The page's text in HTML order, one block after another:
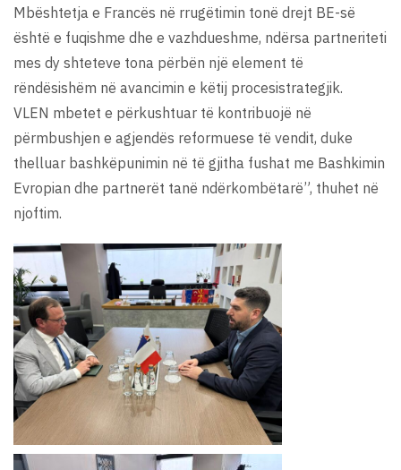
Mbështetja e Francës në rrugëtimin tonë drejt BE-së
është e fuqishme dhe e vazhdueshme, ndërsa partneriteti
mes dy shteteve tona përbën një element të
rëndësishëm në avancimin e këtij procesistrategjik.
VLEN mbetet e përkushtuar të kontribuojë në
përmbushjen e agjendës reformuese të vendit, duke
thelluar bashkëpunimin në të gjitha fushat me Bashkimin
Evropian dhe partnerët tanë ndërkombëtarë”, thuhet në
njoftim.